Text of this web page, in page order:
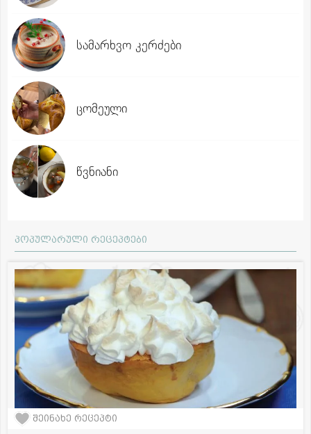
სამარხვო კერძები
ცომეული
წვნიანი
პოპულარული რეცეპტები
შეინახე რეცეპტი